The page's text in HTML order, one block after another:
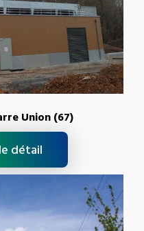
Union (67)
détail